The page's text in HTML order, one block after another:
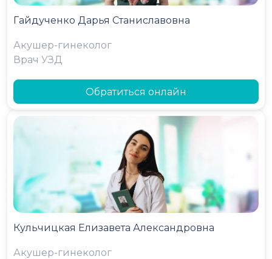
Гайдученко Дарья Станиславовна
Акушер-гинеколог
Врач УЗД
Обратиться онлайн
Кульчицкая Елизавета Александровна
Акушер-гинеколог